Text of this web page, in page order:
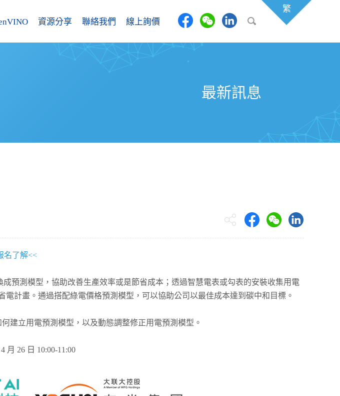
資源分享 聯絡我們 線上詢價
繁
最新訊息
名了解<<
預測模型，協助改善生產效率或是節省成本；透過智慧電表或勾表的安裝收集用電
計畫。通過搭配綠電價格預測模型，可以協助公司以最佳成本達到碳中和目標。
建立用電預測模型，以及動態調整修正用電預測模型。
月 26 日 10:00-11:00